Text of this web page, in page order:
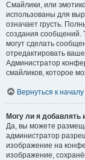
Смайлики, или
использованы для
означает грусть.
создания сообщений.
могут сделать
отредактировать
Администратор
смайликов, которое
Вернуться к началу
Могу ли я добавлять
Да, вы можете
администратор
изображение на
изображение,